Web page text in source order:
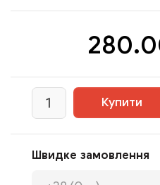
Швидке замовлення